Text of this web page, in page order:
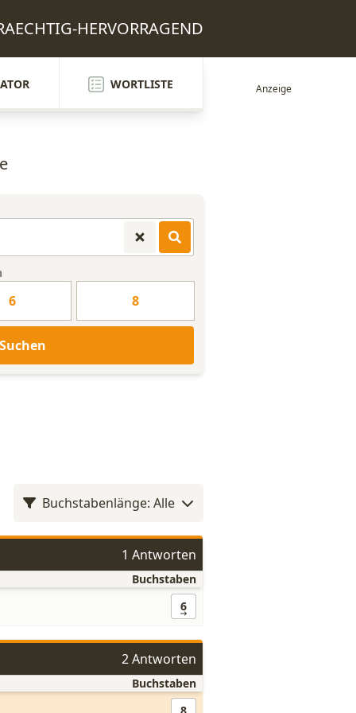
HERVORRAGEND
WORTLISTE
6 8
Buchstabenlänge: Alle
1 Antworten
Buchstaben
6
2 Antworten
Buchstaben